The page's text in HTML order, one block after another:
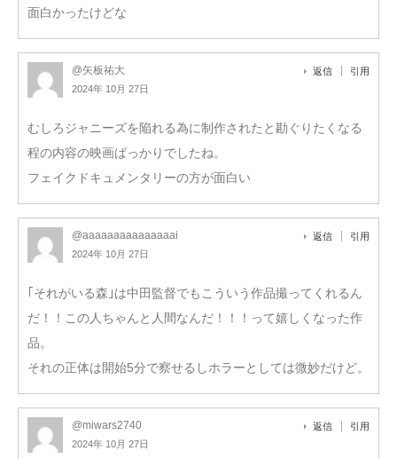
面白かったけどな
@矢板祐大
2024年 10月 27日
返信 引用
むしろジャニーズを陥れる為に制作されたと勘ぐりたくなる
程の内容の映画ばっかりでしたね。
フェイクドキュメンタリーの方が面白い
@aaaaaaaaaaaaaaai
2024年 10月 27日
返信 引用
｢それがいる森｣は中田監督でもこういう作品撮ってくれるん
だ！！この人ちゃんと人間なんだ！！！って嬉しくなった作
品。
それの正体は開始5分で察せるしホラーとしては微妙だけど。
@miwars2740
2024年 10月 27日
返信 引用